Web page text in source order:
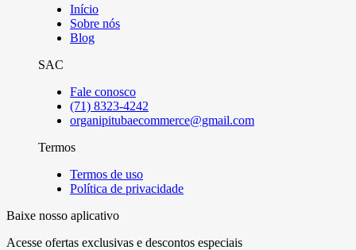
Início
Sobre nós
Blog
SAC
Fale conosco
(71) 8323-4242
organipitubaecommerce@gmail.com
Termos
Termos de uso
Política de privacidade
Baixe nosso aplicativo
Acesse ofertas exclusivas e descontos especiais